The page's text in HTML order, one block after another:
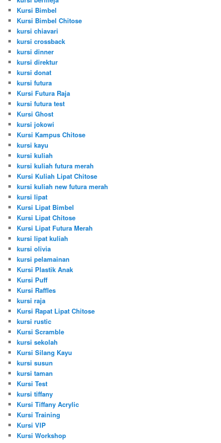
Kursi Bimbel
Kursi Bimbel Chitose
kursi chiavari
kursi crossback
kursi dinner
kursi direktur
kursi donat
kursi futura
Kursi Futura Raja
kursi futura test
Kursi Ghost
kursi jokowi
Kursi Kampus Chitose
kursi kayu
kursi kuliah
kursi kuliah futura merah
Kursi Kuliah Lipat Chitose
kursi kuliah new futura merah
kursi lipat
Kursi Lipat Bimbel
Kursi Lipat Chitose
Kursi Lipat Futura Merah
kursi lipat kuliah
kursi olivia
kursi pelamainan
Kursi Plastik Anak
Kursi Puff
Kursi Raffles
kursi raja
Kursi Rapat Lipat Chitose
kursi rustic
Kursi Scramble
kursi sekolah
Kursi Silang Kayu
kursi susun
kursi taman
Kursi Test
kursi tiffany
Kursi Tiffany Acrylic
Kursi Training
Kursi VIP
Kursi Workshop